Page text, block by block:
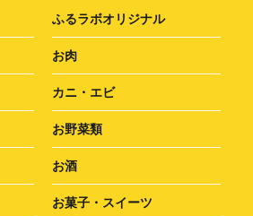
ふるラボオリジナル
お肉
カニ・エビ
お野菜類
お酒
お菓子・スイーツ